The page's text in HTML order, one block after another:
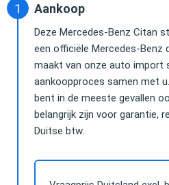
Aankoop
Deze Mercedes-Benz Citan
een officiële Mercedes-Benz
maakt van onze auto import
aankoopproces samen met
bent in de meeste gevallen
belangrijk zijn voor garantie,
Duitse btw.